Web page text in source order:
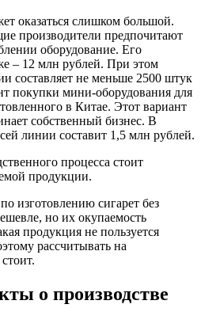
оказаться слишком большой.
производители предпочитают
оборудование. Его
– 12 млн рублей. При этом
составляет не меньше 2500 штук
покупки мини-оборудования для
в Китае. Этот вариант
собственный бизнес. В
линии составит 1,5 млн рублей.
процесса стоит
продукции.
изготовлению сигарет без
но их окупаемость
продукция не пользуется
рассчитывать на
о производстве